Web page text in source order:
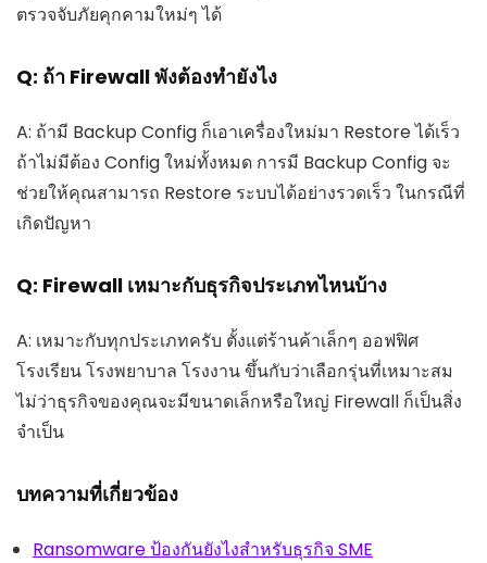
ตรวจจับภัยคุกคามใหม่ๆ ได้
Q: ถ้า Firewall พังต้องทำยังไง
A: ถ้ามี Backup Config ก็เอาเครื่องใหม่มา Restore ได้เร็ว
ถ้าไม่มีต้อง Config ใหม่ทั้งหมด การมี Backup Config จะ
ช่วยให้คุณสามารถ Restore ระบบได้อย่างรวดเร็ว ในกรณีที่
เกิดปัญหา
Q: Firewall เหมาะกับธุรกิจประเภทไหนบ้าง
A: เหมาะกับทุกประเภทครับ ตั้งแต่ร้านค้าเล็กๆ ออฟฟิศ
โรงเรียน โรงพยาบาล โรงงาน ขึ้นกับว่าเลือกรุ่นที่เหมาะสม
ไม่ว่าธุรกิจของคุณจะมีขนาดเล็กหรือใหญ่ Firewall ก็เป็นสิ่ง
จำเป็น
บทความที่เกี่ยวข้อง
Ransomware ป้องกันยังไงสำหรับธุรกิจ SME